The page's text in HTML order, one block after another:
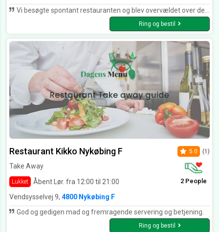
Vi besøgte spontant restauranten og blev overvældet over den høje kvalitet - det hele lavet fra bunden og overraskende store portioner til en meget fair pris
Ring og bestil
Restaurant Kikko Nykøbing F
Take Away
Lukket Åbent Lør. fra 12:00 til 21:00
5.0 (1)
2 People
Vendsysselvej 9, 4800 Nykøbing F
God og gedigen mad og fremragende servering og betjening.
Ring og bestil